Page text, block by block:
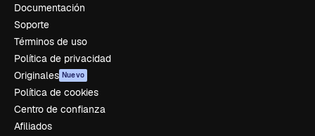
Documentación
Soporte
Términos de uso
Política de privacidad
Originales Nuevo
Política de cookies
Centro de confianza
Afiliados